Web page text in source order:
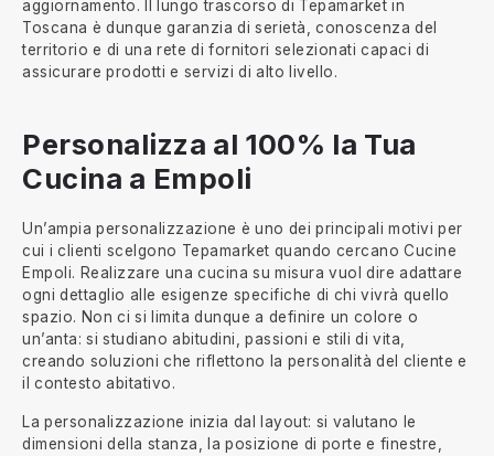
aggiornamento. Il lungo trascorso di Tepamarket in
Toscana è dunque garanzia di serietà, conoscenza del
territorio e di una rete di fornitori selezionati capaci di
assicurare prodotti e servizi di alto livello.
Personalizza al 100% la Tua
Cucina a Empoli
Un’ampia personalizzazione è uno dei principali motivi per
cui i clienti scelgono Tepamarket quando cercano Cucine
Empoli. Realizzare una cucina su misura vuol dire adattare
ogni dettaglio alle esigenze specifiche di chi vivrà quello
spazio. Non ci si limita dunque a definire un colore o
un’anta: si studiano abitudini, passioni e stili di vita,
creando soluzioni che riflettono la personalità del cliente e
il contesto abitativo.
La personalizzazione inizia dal layout: si valutano le
dimensioni della stanza, la posizione di porte e finestre,